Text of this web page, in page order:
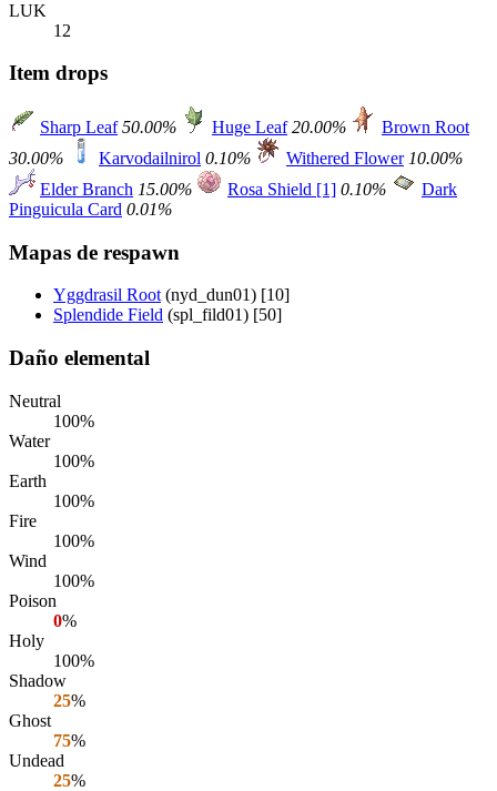
LUK
12
Item drops
Sharp Leaf 50.00% Huge Leaf 20.00%
Brown Root
30.00%
Karvodailnirol 0.10% Withered Flower 10.00%
Elder Branch 15.00% Rosa Shield [1] 0.10%
Dark
Pinguicula Card 0.01%
Mapas de respawn
Yggdrasil Root(nyd_dun01) [10]
Splendide Field (spl_fild01) [50]
Daño elemental
Neutral
100%
Water
100%
Earth
100%
Fire
100%
Wind
100%
Poison
0%
Holy
100%
Shadow
25%
Ghost
75%
Undead
25%